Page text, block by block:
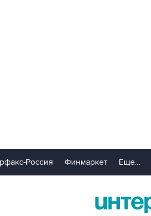
Россия Финмаркет Еще...